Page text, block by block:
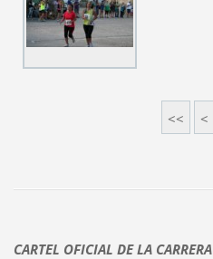
<< <
CARTEL OFICIAL DE LA CARRERA